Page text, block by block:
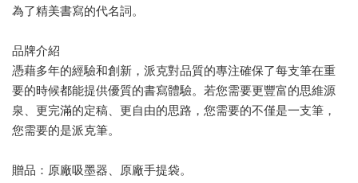
為了精美書寫的代名詞。
品牌介紹
憑藉多年的經驗和創新，派克對品質的專注確保了每支筆在重
要的時候都能提供優質的書寫體驗。若您需要更豐富的思維源
泉、更完滿的定稿、更自由的思路，您需要的不僅是一支筆，
您需要的是派克筆。
贈品：原廠吸墨器、原廠手提袋。